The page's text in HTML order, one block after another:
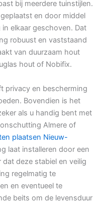
bij meerdere tuinstijlen.
en door middel
elkaar geschoven. Dat
robuust en vaststaand
van duurzaam hout
hout of Nobifix.
privacy en bescherming
Bovendien is het
als u handig bent met
Almere of
plaatsen Nieuw-
laat installeren door een
deze stabiel en veilig
regelmatig te
en eventueel te
beits om de levensduur